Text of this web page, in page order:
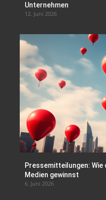
Unternehmen
12. Juni 2026
Pressemitteilungen:
Medien gewinnst
6. Juni 2026